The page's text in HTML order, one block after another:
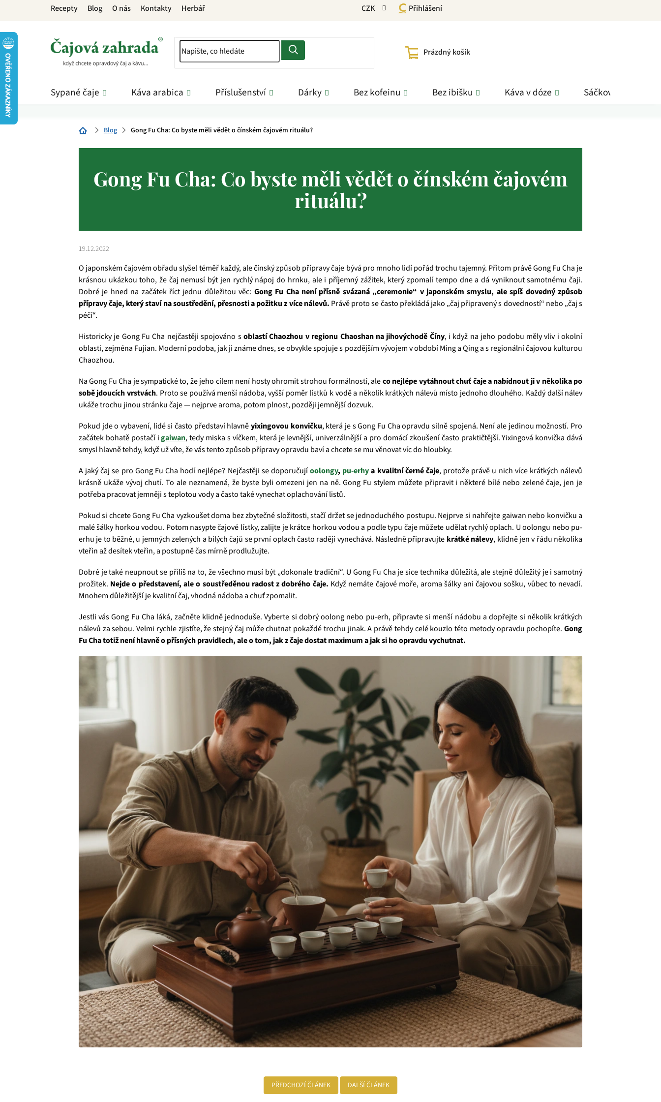
Recepty Blog O nás Kontakty Herbář CZK Přihlášení
NÁKUPNÍ
Prázdný košík
Sypané čaje Káva arabica Příslušenství Dárky Bez kofeinu Bez ibišku Káva v dóze Sáčkové čaje
DomůBlog Gong Fu Cha: Co byste měli vědět o čínském čajovém rituálu?
Gong Fu Cha: Co byste měli vědět o čínském čajovém
rituálu?
19.12.2022
O japonském čajovém obřadu slyšel téměř každý, ale čínský způsob přípravy čaje bývá pro mnoho lidí pořád trochu tajemný. Přitom právě Gong Fu Cha je
krásnou ukázkou toho, že čaj nemusí být jen rychlý nápoj do hrnku, ale i příjemný zážitek, který zpomalí tempo dne a dá vyniknout samotnému čaji.
Dobré je hned na začátek říct jednu důležitou věc: Gong Fu Cha není přísně svázaná „ceremonie“ v japonském smyslu, ale spíš dovedný způsob
přípravy čaje, který staví na soustředění, přesnosti a požitku z více nálevů. Právě proto se často překládá jako „čaj připravený s dovedností“ nebo „čaj s
péčí“.
Historicky je Gong Fu Cha nejčastěji spojováno soblastí Chaozhou v regionu Chaoshan na jihovýchodě Číny, i když na jeho podobu měly vliv i okolní
oblasti, zejména Fujian. Moderní podoba, jak ji známe dnes, se obvykle spojuje s pozdějším vývojem v období Ming a Qing a s regionální čajovou kulturou
Chaozhou.
Na Gong Fu Cha je sympatické to, že jeho cílem není hosty ohromit strohou formálností, aleco nejlépe vytáhnout chuť čaje a nabídnout ji v několika po
sobě jdoucích vrstvách. Proto se používá menší nádoba, vyšší poměr lístků k vodě a několik krátkých nálevů místo jednoho dlouhého. Každý další nálev
ukáže trochu jinou stránku čaje — nejprve aroma, potom plnost, později jemnější dozvuk.
Pokud jde o vybavení, lidé si často představí hlavněyixingovou konvičku, která je s Gong Fu Cha opravdu silně spojená. Není ale jedinou možností. Pro
začátek bohatě postačí igaiwan, tedy miska s víčkem, která je levnější, univerzálnější a pro domácí zkoušení často praktičtější. Yixingová konvička dává
smysl hlavně tehdy, když už víte, že vás tento způsob přípravy opravdu baví a chcete se mu věnovat víc do hloubky.
A jaký čaj se pro Gong Fu Cha hodí nejlépe? Nejčastěji se doporučujíoolongy, pu-erhya kvalitní černé čaje, protože právě u nich více krátkých nálevů
krásně ukáže vývoj chutí. To ale neznamená, že byste byli omezeni jen na ně. Gong Fu stylem můžete připravit i některé bílé nebo zelené čaje, jen je
potřeba pracovat jemněji s teplotou vody a často také vynechat oplachování listů.
Pokud si chcete Gong Fu Cha vyzkoušet doma bez zbytečné složitosti, stačí držet se jednoduchého postupu. Nejprve si nahřejte gaiwan nebo konvičku a
malé šálky horkou vodou. Potom nasypte čajové lístky, zalijte je krátce horkou vodou a podle typu čaje můžete udělat rychlý oplach. U oolongu nebo pu-
erhu je to běžné, u jemných zelených a bílých čajů se první oplach často raději vynechává. Následně připravujte krátké nálevy, klidně jen v řádu několika
vteřin až desítek vteřin, a postupně čas mírně prodlužujte.
Dobré je také neupnout se příliš na to, že všechno musí být „dokonale tradiční“. U Gong Fu Cha je sice technika důležitá, ale stejně důležitý je i samotný
prožitek. Nejde o představení, ale o soustředěnou radost z dobrého čaje. Když nemáte čajové moře, aroma šálky ani čajovou sošku, vůbec to nevadí.
Mnohem důležitější je kvalitní čaj, vhodná nádoba a chuť zpomalit.
Jestli vás Gong Fu Cha láká, začněte klidně jednoduše. Vyberte si dobrý oolong nebo pu-erh, připravte si menší nádobu a dopřejte si několik krátkých
nálevů za sebou. Velmi rychle zjistíte, že stejný čaj může chutnat pokaždé trochu jinak. A právě tehdy celé kouzlo této metody opravdu pochopíte.Gong
Fu Cha totiž není hlavně o přísných pravidlech, ale o tom, jak z čaje dostat maximum a jak si ho opravdu vychutnat.
PŘEDCHOZÍ ČLÁNEK DALŠÍ ČLÁNEK